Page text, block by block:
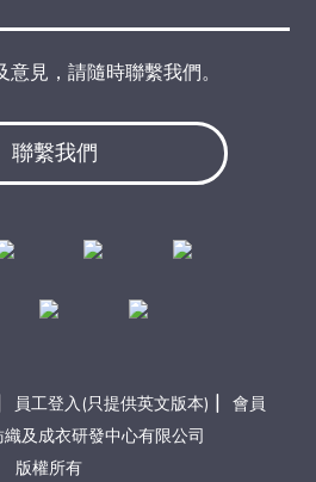
聯繫我們
見，請隨時聯繫我們。
員工登入(只提供英文版本) | 會員
及成衣研發中心有限公司
版權所有